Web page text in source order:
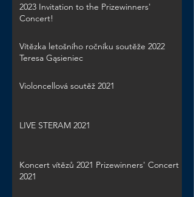
2023 Invitation to the Prizewinners'
Concert!
Vítězka letošního ročníku soutěže 2022
Teresa Gąsieniec
Violoncellová soutěž 2021
LIVE STERAM 2021
Koncert vítězů 2021 Prizewinners' Concert
2021